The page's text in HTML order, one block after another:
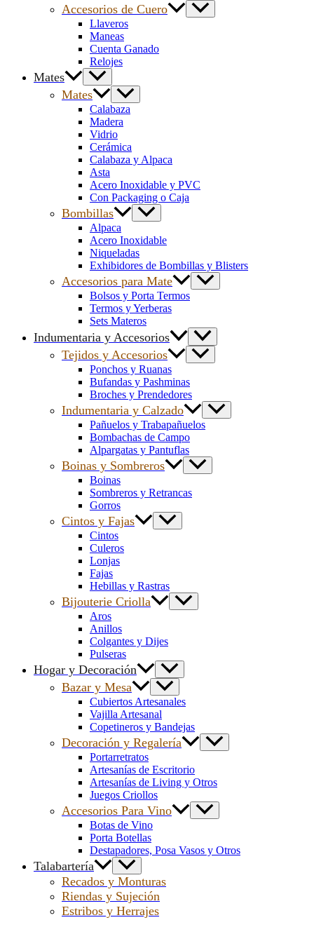
Accesorios de Cuero
Llaveros
Maneas
Cuenta Ganado
Relojes
Mates
Mates
Calabaza
Madera
Vidrio
Cerámica
Calabaza y Alpaca
Asta
Acero Inoxidable y PVC
Con Packaging o Caja
Bombillas
Alpaca
Acero Inoxidable
Niqueladas
Exhibidores de Bombillas y Blisters
Accesorios para Mate
Bolsos y Porta Termos
Termos y Yerberas
Sets Materos
Indumentaria y Accesorios
Tejidos y Accesorios
Ponchos y Ruanas
Bufandas y Pashminas
Broches y Prendedores
Indumentaria y Calzado
Pañuelos y Trabapañuelos
Bombachas de Campo
Alpargatas y Pantuflas
Boinas y Sombreros
Boinas
Sombreros y Retrancas
Gorros
Cintos y Fajas
Cintos
Culeros
Lonjas
Fajas
Hebillas y Rastras
Bijouterie Criolla
Aros
Anillos
Colgantes y Dijes
Pulseras
Hogar y Decoración
Bazar y Mesa
Cubiertos Artesanales
Vajilla Artesanal
Copetineros y Bandejas
Decoración y Regalería
Portarretratos
Artesanías de Escritorio
Artesanías de Living y Otros
Juegos Criollos
Accesorios Para Vino
Botas de Vino
Porta Botellas
Destapadores, Posa Vasos y Otros
Talabartería
Recados y Monturas
Riendas y Sujeción
Estribos y Herrajes